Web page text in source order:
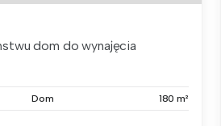
dom do wynajęcia
Dom 180 m²